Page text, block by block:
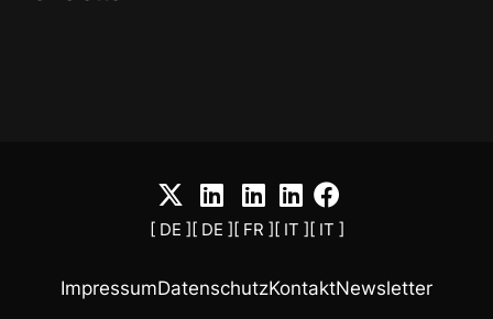
[ DE ][ DE ][ FR ][ IT ][ IT ]
ImpressumDatenschutzKontaktNewsletter